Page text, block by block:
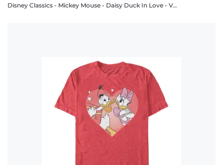
Disney Classics - Mickey Mouse - Daisy Duck In Love - Valentine's Day - Femme T-shirt